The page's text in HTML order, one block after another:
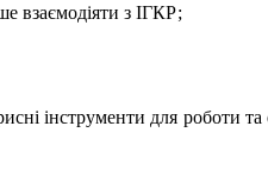
взаємодіяти з ІГКР;
інструменти для